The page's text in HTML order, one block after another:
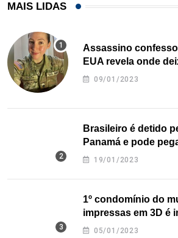
MAIS LIDAS
Assassino
EUA revela onde
09/01/2023
Brasileiro é detido
Panamá e pode
nos EUA
19/01/2023
1º condomínio do
impressas em 3D é
Texas
05/01/2023